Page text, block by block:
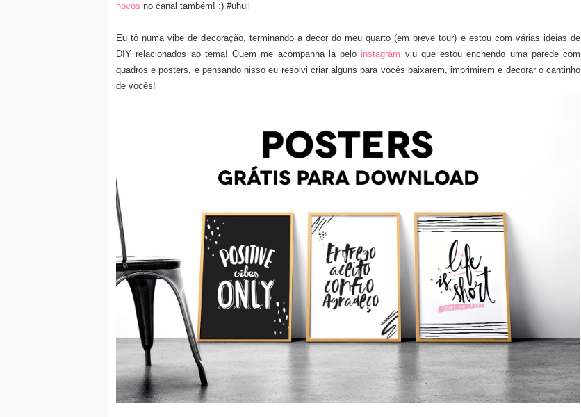
novos no canal também! :) #uhull
Eu tô numa vibe de decoração, terminando a decor do meu quarto (em breve tour) e estou com várias ideias de
DIY relacionados ao tema! Quem me acompanha lá pelo instagram viu que estou enchendo uma parede com
quadros e posters, e pensando nisso eu resolvi criar alguns para vocês baixarem, imprimirem e decorar o cantinho
de vocês!